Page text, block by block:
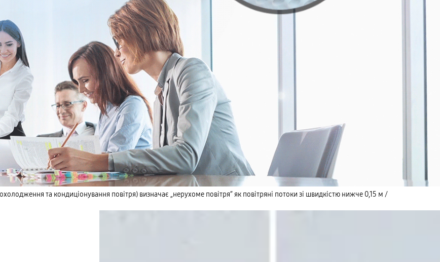
та кондиціонування повітря) визначає „нерухоме повітря” як повітряні потоки зі швидкістю нижче 0,15 м /